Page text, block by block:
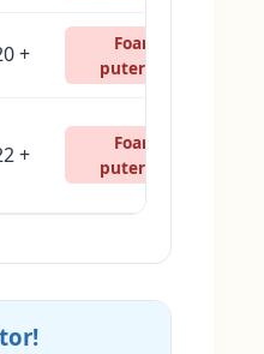
+
Foarte
puternică
+
Foarte
puternică